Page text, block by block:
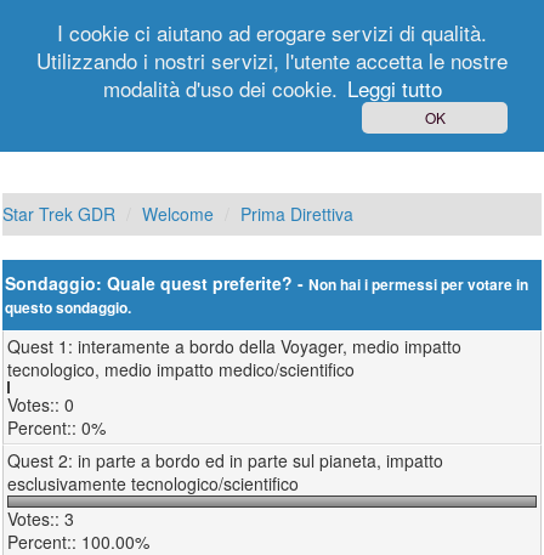
Registrati
Star Trek GDR Welcome Prima Direttiva
Sondaggio: Quale quest preferite? -Non hai i permessi per votare in
questo sondaggio.
Quest 1: interamente a bordo della Voyager, medio impatto
tecnologico, medio impatto medico/scientifico
0
0%
Quest 2: in parte a bordo ed in parte sul pianeta, impatto
esclusivamente tecnologico/scientifico
3
100.00%
I cookie ci aiutano ad erogare servizi di qualità.
Utilizzando i nostri servizi, l'utente accetta le nostre
modalità d'uso dei cookie. Leggi tutto
OK